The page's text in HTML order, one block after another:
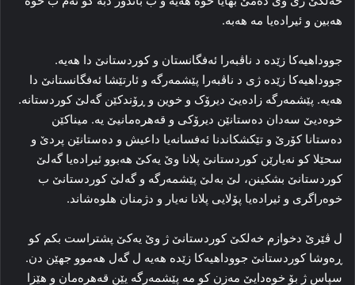
هه‌بین و ئیراده‌یا مه‌ هه‌به‌.
جووداهیه‌کا زێده‌ د ناڤبه‌را ئه‌فگانستان و کوردستانێ دا هه‌یه‌.
جووداهیه‌کا زێده‌ ژی د ناڤبه‌را پێشمه‌رگه‌ و ئارتێشا ئه‌فگانستانێ دا
هه‌یه‌. پێشمه‌رگه‌ زاده‌یێ دیرۆک و خوین و ڕۆندکێن گه‌لێ کوردستانه‌.
خوه‌دیێ سه‌دان ده‌ستانێن دیرۆکی و قه‌هره‌مانیێ یه‌. میناکێن
ده‌ستانا کۆرێ و تێکشکاندنا ئه‌فسانه‌یا داعیش و ده‌ستانێن پردێ و
سحێلا کو نه‌یارێن کوردستانێ پلانا وێ یه‌کێ هه‌بوو ئیراده‌یا گه‌لێ
کوردستانێ بشکینن، لێ به‌لێ پێشمه‌رگه‌ و گه‌لێ کوردستانێ ب
خوه‌راگری و ئیراده‌یا پۆلایی پلانا نه‌یار و دژمنان هلوه‌شاند.
ل ڤێرێ دخوازم خه‌لکێ کوردستانێ ژ وێ یه‌کێ پشتراست بکم کو
ڕه‌وشا کوردستانێ جووداهیه‌کا زێده‌ هه‌یه‌ ل گه‌ل هه‌موو جهێن دن.
سپاس ژ بۆ خوه‌دایێ مه‌زن کو مه‌ پێشمه‌رگه‌ یێن قه‌هره‌مان و هێزا